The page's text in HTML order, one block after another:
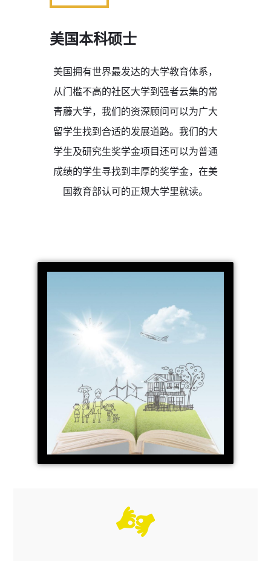
美国本科硕士
美国拥有世界最发达的大学教育体系，
从门槛不高的社区大学到强者云集的常
青藤大学，我们的资深顾问可以为广大
留学生找到合适的发展道路。我们的大
学生及研究生奖学金项目还可以为普通
成绩的学生寻找到丰厚的奖学金，在美
国教育部认可的正规大学里就读。